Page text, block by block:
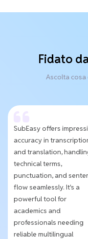
Fidato
Ascolta cosa
SubEasy offers
accuracy in
and translation,
technical terms,
punctuation, and
flow seamlessly. It's a
powerful tool for
academics and
professionals needing
reliable multilingual